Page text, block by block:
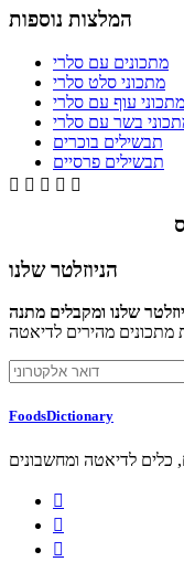
המלצות נוספות
מתכונים עם סלרי
מתכוני סלט סלרי
מתכוני עוף עם סלרי
בשר עם סלרי
תבשילים בוכרים
תבשילים פרסיים
    
הניוזלטר שלנו
שלנו ומקבלים מתנה
FoodsDictionary
כלים לדיאטה ומחשבונים


